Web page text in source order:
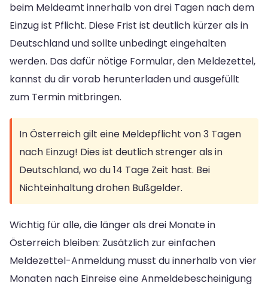
beim Meldeamt innerhalb von drei Tagen nach dem
Einzug ist Pflicht. Diese Frist ist deutlich kürzer als in
Deutschland und sollte unbedingt eingehalten
werden. Das dafür nötige Formular, den Meldezettel,
kannst du dir vorab herunterladen und ausgefüllt
zum Termin mitbringen.
In Österreich gilt eine Meldepflicht von 3 Tagen
nach Einzug! Dies ist deutlich strenger als in
Deutschland, wo du 14 Tage Zeit hast. Bei
Nichteinhaltung drohen Bußgelder.
Wichtig für alle, die länger als drei Monate in
Österreich bleiben: Zusätzlich zur einfachen
Meldezettel-Anmeldung musst du innerhalb von vier
Monaten nach Einreise eine Anmeldebescheinigung